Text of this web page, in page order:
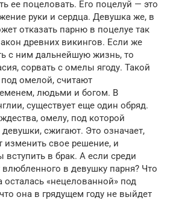
ее поцеловать. Его поцелуй — это
руки и сердца. Девушка же, в
отказать парню в поцелуе так
древних викингов. Если же
с ним дальнейшую жизнь, то
сорвать с омелы ягоду. Такой
омелой, считают
людьми и богом. В
существует еще один обряд.
омелу, под которой
сжигают. Это означает,
изменить свое решение, и
в брак. А если среди
влюбленного в девушку парня? Что
осталась «нецелованной» под
она в грядущем году не выйдет